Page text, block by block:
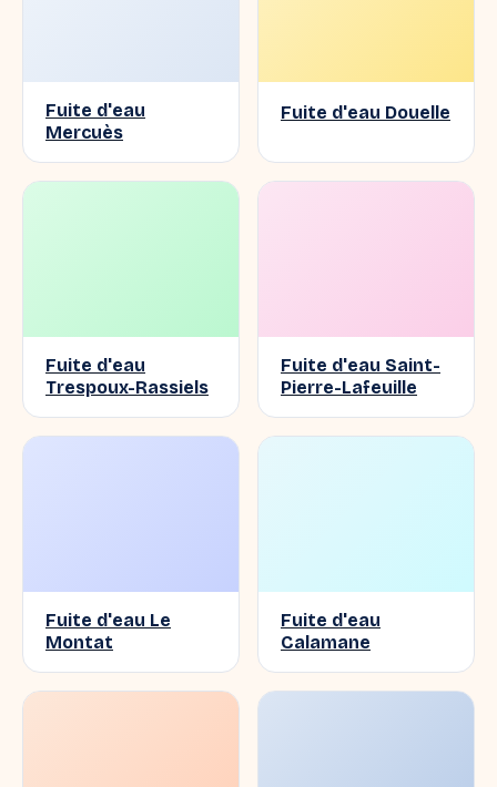
Fuite d'eau
Mercuès
Fuite d'eau Douelle
Fuite d'eau
Trespoux-Rassiels
Fuite d'eau Saint-
Pierre-Lafeuille
Fuite d'eau Le
Montat
Fuite d'eau
Calamane